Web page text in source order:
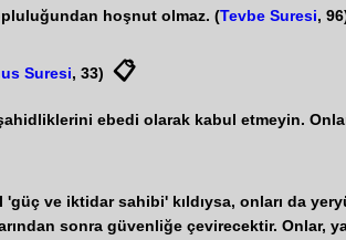
hoşnut olmaz. (Tevbe Suresi,
Suresi, 33) 📋
ebedi olarak kabul etmeyin.
ve iktidar sahibi' kıldıysa, onları da
sonra güvenliğe çevirecektir. Onlar,